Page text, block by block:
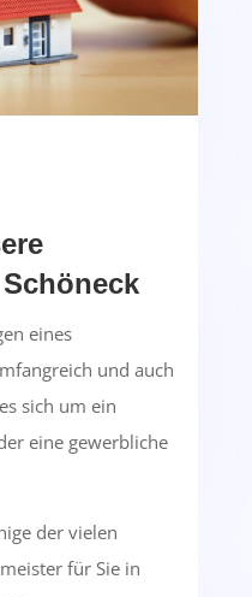
eines
und auch
sich um ein
eine gewerbliche
der vielen
für Sie in